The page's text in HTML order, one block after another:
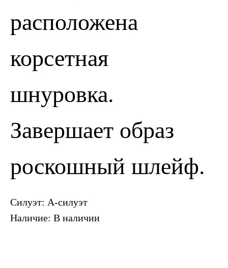
расположена
корсетная
шнуровка.
Завершает образ
роскошный шлейф.
Силуэт: А-силуэт
Наличие: В наличии